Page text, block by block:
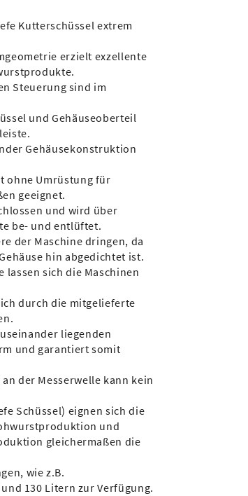
Kutterschüssel extrem
erzielt exzellente
Steuerung sind im
und Gehäuseoberteil
Gehäusekonstruktion
ohne Umrüstung für
geeignet.
und wird über
be- und entlüftet.
der Maschine dringen, da
hin abgedichtet ist.
lassen sich die Maschinen
durch die mitgelieferte
liegenden
und garantiert somit
der Messerwelle kann kein
Schüssel) eignen sich die
und
gleichermaßen die
wie z.B.
130 Litern zur Verfügung.